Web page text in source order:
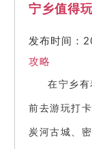
宁乡值得
发布时间：
攻略
在宁乡
前去游玩打
炭河古城、